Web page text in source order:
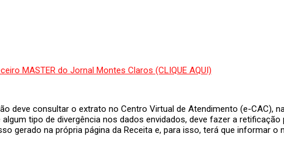
deve consultar o extrato no Centro Virtual de Atendimento (e-CAC),
tipo de divergência nos dados envidados, deve fazer a retificação
gerado na própria página da Receita e, para isso, terá que informar o